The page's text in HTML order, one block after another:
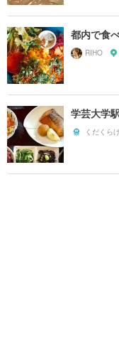
都内で食
RIHO
学芸大学
くだくら